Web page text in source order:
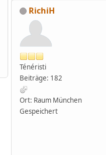
RichiH
Ténéristi
Beiträge: 182
Ort: Raum München
Gespeichert